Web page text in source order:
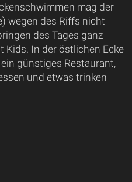
mag der
wegen des Riffs nicht
des Tages ganz
Kids. In der östlichen Ecke
günstiges Restaurant,
und etwas trinken